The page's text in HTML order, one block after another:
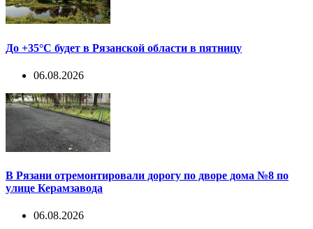
До +35°С будет в Рязанской области в пятницу
06.08.2026
В Рязани отремонтировали дорогу по дворе дома №8 по
улице Керамзавода
06.08.2026